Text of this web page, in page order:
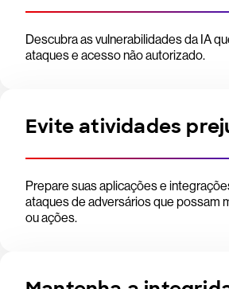
Descubra as vulnerabilidades da IA
ataques e acesso não autorizado.
Evite atividades
Prepare suas aplicações e
ataques de adversários que possam
ou ações.